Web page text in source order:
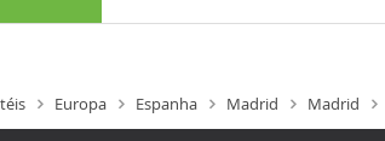
Europa Espanha Madrid Madrid